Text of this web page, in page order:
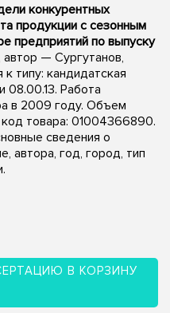
конкурентных
продукции с сезонным
предприятий по выпуску
автор — Сургутанов,
типу: кандидатская
08.00.13. Работа
в 2009 году. Объем
код товара: 01004366890.
сведения о
автора, год, город, тип
В КОРЗИНУ